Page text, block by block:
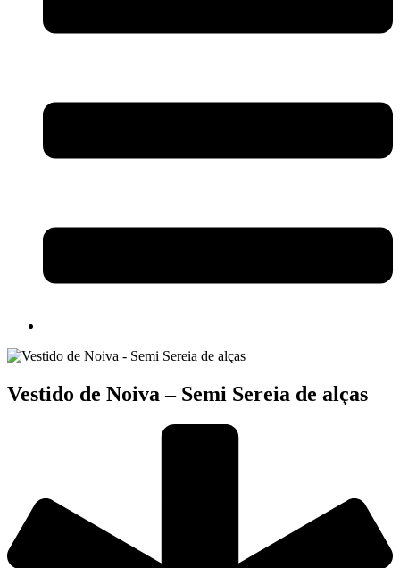
Vestido de Noiva – Semi Sereia de alças